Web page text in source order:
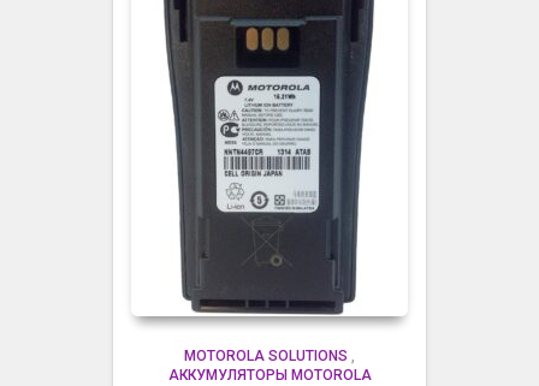
MOTOROLA SOLUTIONS ,
АККУМУЛЯТОРЫ MOTOROLA